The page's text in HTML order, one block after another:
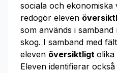
sociala och ekonomiska
redogör eleven
som används i
skog. I samband med
eleven översiktligt olika
Eleven identifierar också